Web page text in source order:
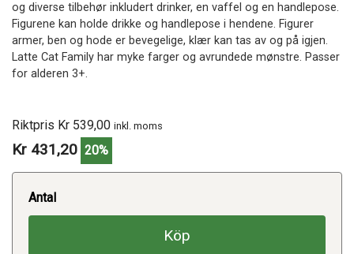
og diverse tilbehør inkludert drinker, en vaffel og en handlepose.
Figurene kan holde drikke og handlepose i hendene. Figurer
armer, ben og hode er bevegelige, klær kan tas av og på igjen.
Latte Cat Family har myke farger og avrundede mønstre. Passer
for alderen 3+.
Riktpris Kr 539,00 inkl. moms
Kr 431,20 20%
Antal
Köp